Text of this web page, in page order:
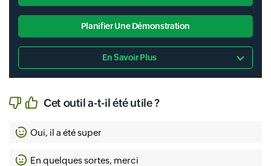
Planifier Une Démonstration
En Savoir Plus
Cet outil a-t-il été utile ?
Oui, il a été super
En quelques sortes, merci